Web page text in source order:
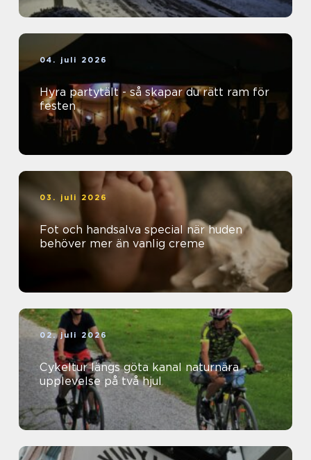
04. juli 2026
Hyra partytält - så skapar du rätt ram för
festen
03. juli 2026
Fot och handsalva special när huden
behöver mer än vanlig creme
02. juli 2026
Cykeltur längs göta kanal naturnära
upplevelse på två hjul